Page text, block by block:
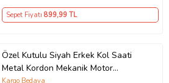
Sepet Fiyatı 899,99 TL
Özel Kutulu Siyah Erkek Kol Saati
Metal Kordon Mekanik Motor
Kargo Bedava